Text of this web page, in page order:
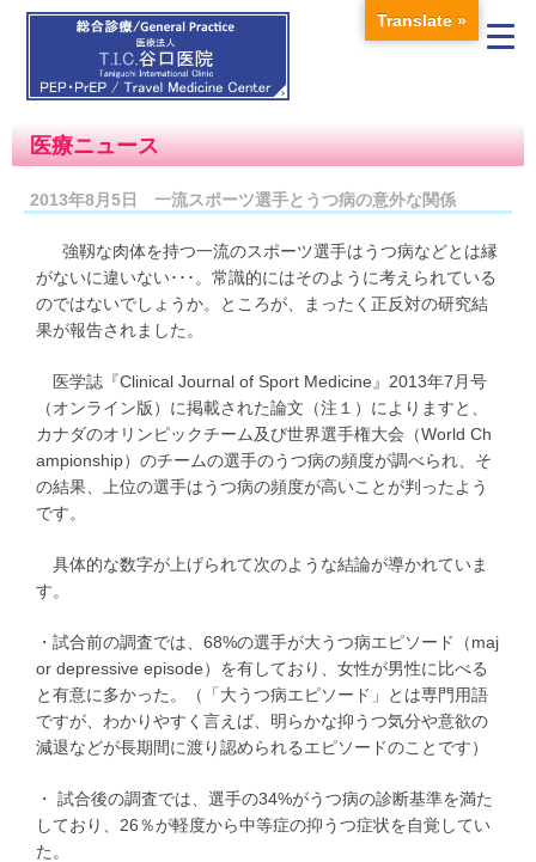
医療ニュース
2013年8月5日 一流スポーツ選手とうつ病の意外な関係
強靱な肉体を持つ一流のスポーツ選手はうつ病などとは縁
がないに違いない･･･。常識的にはそのように考えられている
のではないでしょうか。ところが、まったく正反対の研究結
果が報告されました。
医学誌『Clinical Journal of Sport Medicine』2013年7月号
（オンライン版）に掲載された論文（注１）によりますと、
カナダのオリンピックチーム及び世界選手権大会（World Ch
ampionship）のチームの選手のうつ病の頻度が調べられ、そ
の結果、上位の選手はうつ病の頻度が高いことが判ったよう
です。
具体的な数字が上げられて次のような結論が導かれていま
す。
・試合前の調査では、68%の選手が大うつ病エピソード（maj
or depressive episode）を有しており、女性が男性に比べる
と有意に多かった。（「大うつ病エピソード」とは専門用語
ですが、わかりやすく言えば、明らかな抑うつ気分や意欲の
減退などが長期間に渡り認められるエピソードのことです）
・ 試合後の調査では、選手の34%がうつ病の診断基準を満た
しており、26％が軽度から中等症の抑うつ症状を自覚してい
た。
Translate »